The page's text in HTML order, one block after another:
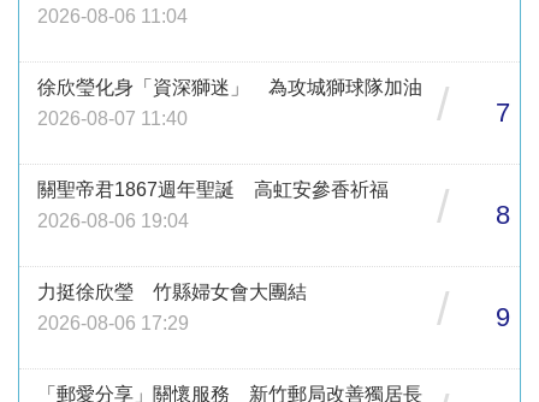
2026-08-06 11:04
徐欣瑩化身「資深獅迷」 為攻城獅球隊加油
2026-08-07 11:40
/ 7
關聖帝君1867週年聖誕 高虹安參香祈福
2026-08-06 19:04
/ 8
力挺徐欣瑩 竹縣婦女會大團結
2026-08-06 17:29
/ 9
「郵愛分享」關懷服務 新竹郵局改善獨居長